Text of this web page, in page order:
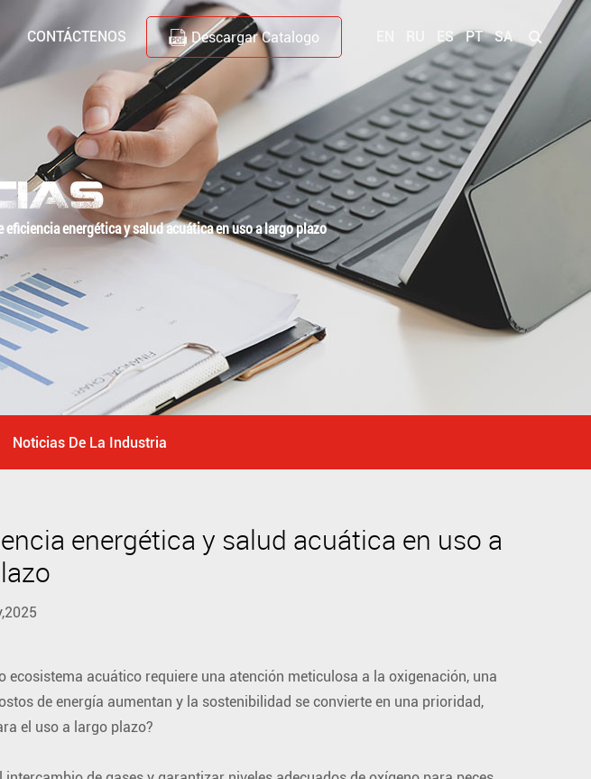
CONTÁCTENOS Descargar Catalogo ES PT SA
energética y salud acuática en uso a largo plazo
Noticias De La Industria
energética y salud acuática en uso a
acuático requiere una atención meticulosa a la oxigenación, una
de energía aumentan y la sostenibilidad se convierte en una prioridad,
el uso a largo plazo?